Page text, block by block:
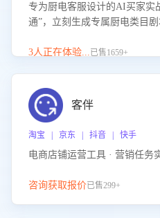
专为厨电客服设计的AI买家实
通”，立刻生成专属厨电类目
实场景应对技巧！
3人正在体验...已售1659+
客伴
淘宝 | 京东 | 抖音 | 快手
电商店铺运营工具 · 营销任务
咨询获取报价已售299+